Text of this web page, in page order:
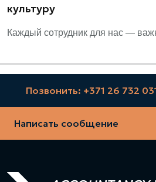
культуру
Каждый сотрудник для нас —
Позвонить: +371 26 732
Написать сообщение